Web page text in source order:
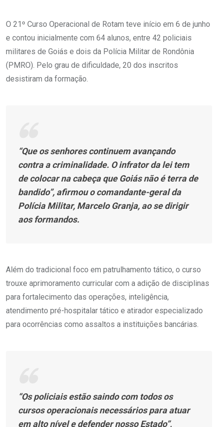
O 21º Curso Operacional de Rotam teve início em 6 de junho
e contou inicialmente com 64 alunos, entre 42 policiais
militares de Goiás e dois da Polícia Militar de Rondônia
(PMRO). Pelo grau de dificuldade, 20 dos inscritos
desistiram da formação.
“Que os senhores continuem avançando
contra a criminalidade. O infrator da lei tem
de colocar na cabeça que Goiás não é terra de
bandido”, afirmou o comandante-geral da
Polícia Militar, Marcelo Granja, ao se dirigir
aos formandos.
Além do tradicional foco em patrulhamento tático, o curso
trouxe aprimoramento curricular com a adição de disciplinas
para fortalecimento das operações, inteligência,
atendimento pré-hospitalar tático e atirador especializado
para ocorrências como assaltos a instituições bancárias.
“Os policiais estão saindo com todos os
cursos operacionais necessários para atuar
em alto nível e defender nosso Estado”,